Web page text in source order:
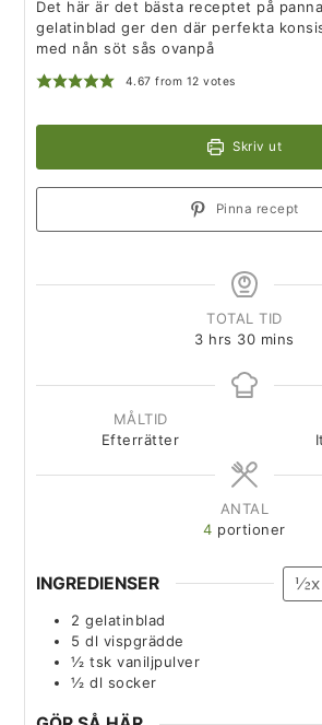
Det här är det bästa receptet på
gelatinblad ger den där perfekta
med nån söt sås ovanpå
4.67 from 12 votes
Skriv ut
Pinna recept
TOTAL TID
3 hrs 30 mins
MÅLTID
Efterrätter
ANTAL
4 portioner
INGREDIENSER ½x
2 gelatinblad
5 dl vispgrädde
½ tsk vaniljpulver
½ dl socker